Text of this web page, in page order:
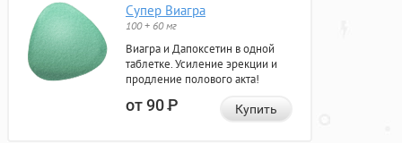
Супер Виагра
100 + 60 мг
Виагра и Дапоксетин в одной
таблетке. Усиление эрекции и
продление полового акта!
от 90Р Купить